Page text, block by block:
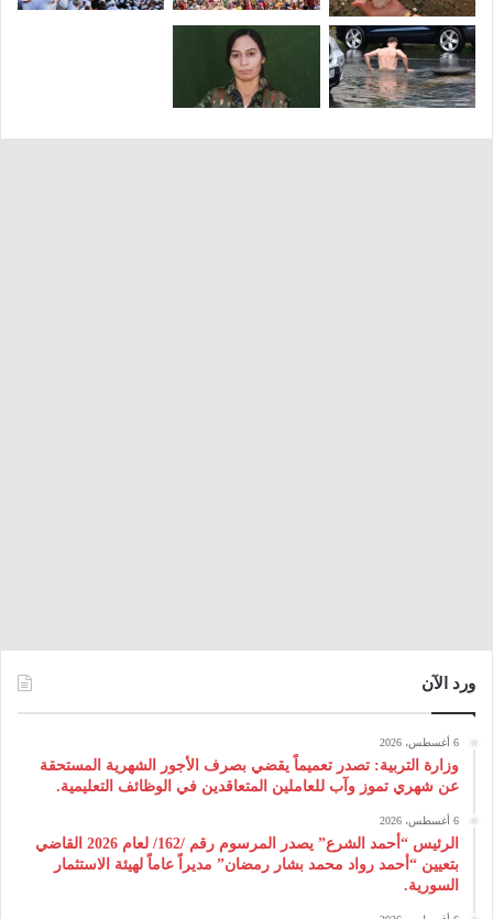
ورد الآن
6 أغسطس، 2026
وزارة التربية: تصدر تعميماً يقضي بصرف الأجور الشهرية المستحقة
عن شهري تموز وآب للعاملين المتعاقدين في الوظائف التعليمية.
6 أغسطس، 2026
الرئيس “أحمد الشرع” يصدر المرسوم رقم /162/ لعام 2026 ‌القاضي
بتعيين “أحمد رواد محمد بشار رمضان” مديراً عاماً لهيئة ‌الاستثمار
السورية.